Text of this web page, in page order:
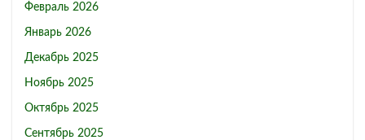
Февраль 2026
Январь 2026
Декабрь 2025
Ноябрь 2025
Октябрь 2025
Сентябрь 2025